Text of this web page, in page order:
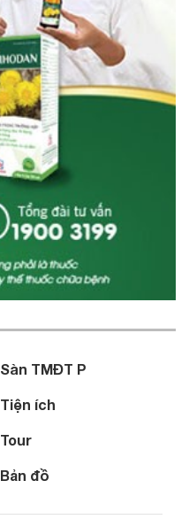
Sàn TMĐT P
Tiện ích
Tour
Bản đồ